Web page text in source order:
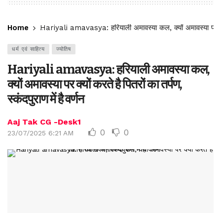
Home Hariyali amavasya: हरियाली अमावस्या कल, क्यों अमावस्या पर
धर्म एवं साहित्य ज्योतिष
Hariyali amavasya: हरियाली अमावस्या कल,
क्यों अमावस्या पर क्यों करते है पितरों का तर्पण,
स्कंदपुराण में है वर्णन
Aaj Tak CG -Desk1
23/07/2025 6:21 AM 0 0